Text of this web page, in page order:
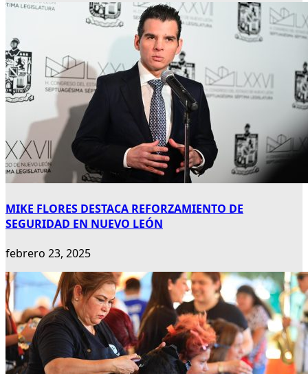
MIKE FLORES DESTACA REFORZAMIENTO DE
SEGURIDAD EN NUEVO LEÓN
febrero 23, 2025